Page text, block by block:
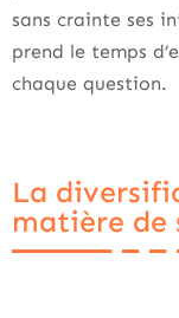
sans crainte ses
prend le temps
chaque question.
La
matière de